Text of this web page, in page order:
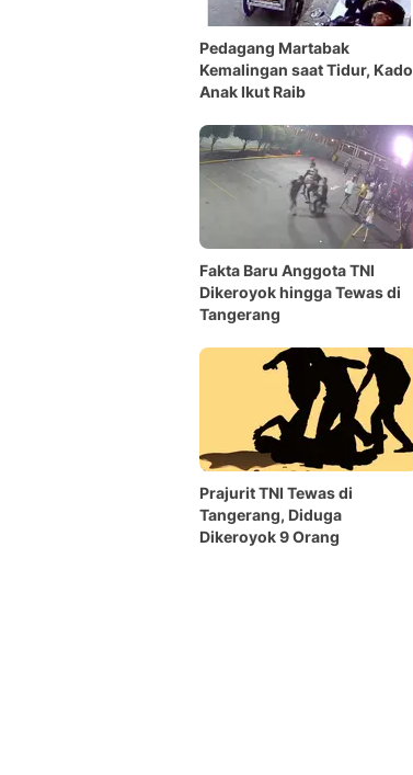
Pedagang Martabak
Kemalingan saat Tidur, Kado
Anak Ikut Raib
Fakta Baru Anggota TNI
Dikeroyok hingga Tewas di
Tangerang
Prajurit TNI Tewas di
Tangerang, Diduga
Dikeroyok 9 Orang